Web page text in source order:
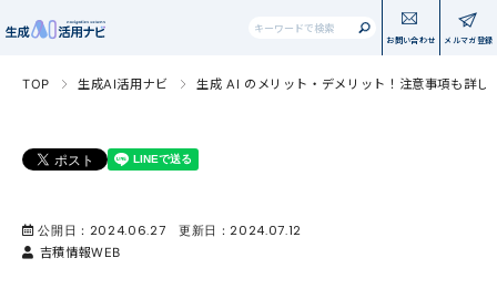
これは、自動候補機能付き
お問い合わせ メルマガ登録
TOP 生成AI活用ナビ 生成 AI のメリット・デメリット！注意事項も詳し
公開日： 2024.06.27 更新日： 2024.07.12
吉積情報WEB